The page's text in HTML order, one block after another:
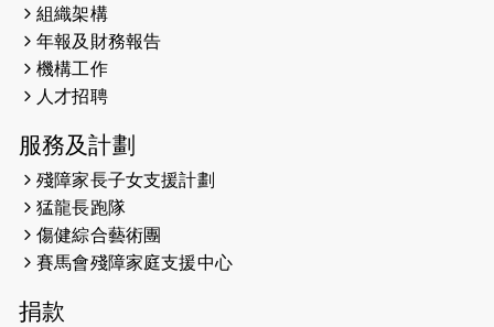
2025-02-20
2025-02-06
2025-02-05
馬拉松與猛龍國際共融大使Lukas
組織架構
年報及財務報告
機構工作
人才招聘
服務及計劃
殘障家長子女支援計劃
猛龍長跑隊
傷健綜合藝術團
賽馬會殘障家庭支援中心
捐款